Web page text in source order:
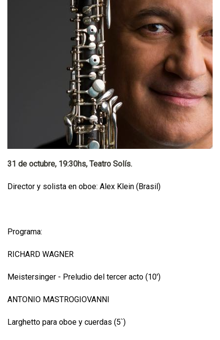
31 de octubre, 19:30hs, Teatro Solís.
Director y solista en oboe: Alex Klein (Brasil)
Programa:
RICHARD WAGNER
Meistersinger - Preludio del tercer acto (10')
ANTONIO MASTROGIOVANNI
Larghetto para oboe y cuerdas (5`)